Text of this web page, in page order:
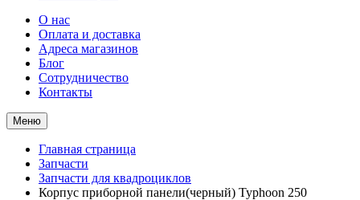
О нас
Оплата и доставка
Адреса магазинов
Блог
Сотрудничество
Контакты
Меню
Главная страница
Запчасти
Запчасти для квадроциклов
Корпус приборной панели(черный) Typhoon 250